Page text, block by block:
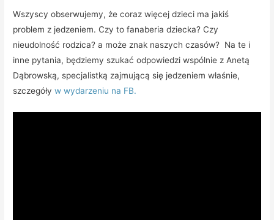
Wszyscy obserwujemy, że coraz więcej dzieci ma jakiś
problem z jedzeniem. Czy to fanaberia dziecka? Czy
nieudolność rodzica? a może znak naszych czasów? Na te i
inne pytania, będziemy szukać odpowiedzi wspólnie z Anetą
Dąbrowską, specjalistką zajmującą się jedzeniem właśnie,
szczegóływ wydarzeniu na FB.